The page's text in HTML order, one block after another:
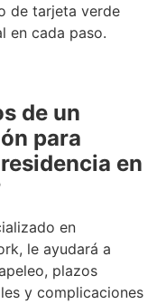
de tarjeta verde
en cada paso.
de un
para
en
en
le ayudará a
plazos
y complicaciones